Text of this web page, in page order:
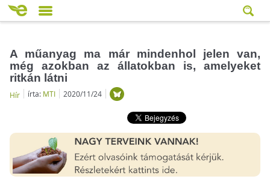
A műanyag ma már mindenhol jelen van,
még azokban az állatokban is, amelyeket
ritkán látni
Hír írta: MTI 2020/11/24